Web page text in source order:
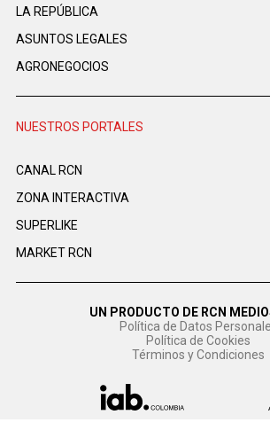
LA REPÚBLICA
ASUNTOS LEGALES
AGRONEGOCIOS
NUESTROS PORTALES
CANAL RCN
ZONA INTERACTIVA
SUPERLIKE
MARKET RCN
UN PRODUCTO DE RCN
Política de Datos
Política de Cookies
Términos y Condiciones